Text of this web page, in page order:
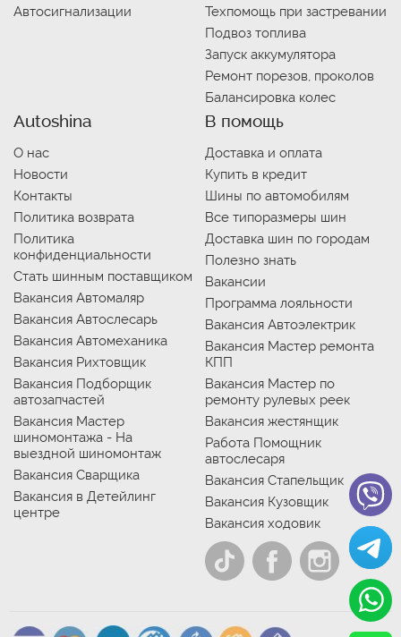
Автосигнализации
Техпомощь при застревании
Подвоз топлива
Запуск аккумулятора
Ремонт порезов, проколов
Балансировка колес
Autoshina
О нас
Новости
Контакты
Политика возврата
Политика
конфиденциальности
Стать шинным поставщиком
Вакансия Автомаляр
Вакансия Автослесарь
Вакансия Автомеханика
Вакансия Рихтовщик
Вакансия Подборщик
автозапчастей
Вакансия Мастер
шиномонтажа - На
выездной шиномонтаж
Вакансия Сварщика
Вакансия в Детейлинг
центре
В помощь
Доставка и оплата
Купить в кредит
Шины по автомобилям
Все типоразмеры шин
Доставка шин по городам
Полезно знать
Вакансии
Программа лояльности
Вакансия Автоэлектрик
Вакансия Мастер ремонта
КПП
Вакансия Мастер по
ремонту рулевых реек
Вакансия жестянщик
Работа Помощник
автослесаря
Вакансия Стапельщик
Вакансия Кузовщик
Вакансия ходовик